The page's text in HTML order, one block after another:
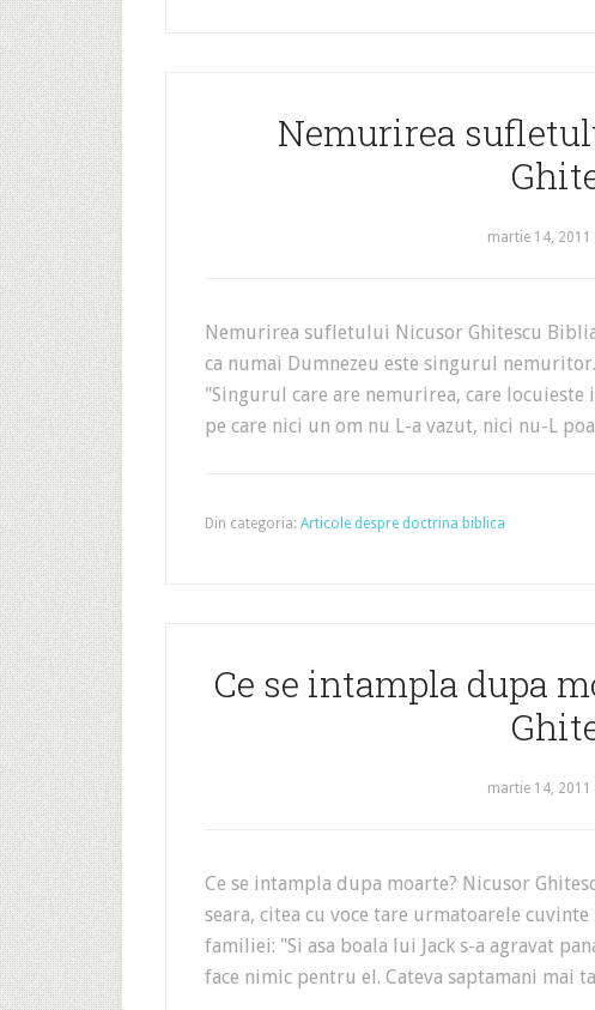
Nemurirea
martie 14, 2011
Nemurirea sufletului Nicusor Ghitescu
ca numai Dumnezeu este singurul
"Singurul care are nemurirea, care
pe care nici un om nu L-a vazut, nici nu-L
Din categoria: Articole despre doctrina biblica
Ce se intampla dupa
martie 14, 2011
Ce se intampla dupa moarte? Nicusor
seara, citea cu voce tare urmatoarele
familiei: "Si asa boala lui Jack s-a agravat
face nimic pentru el. Cateva saptamani mai